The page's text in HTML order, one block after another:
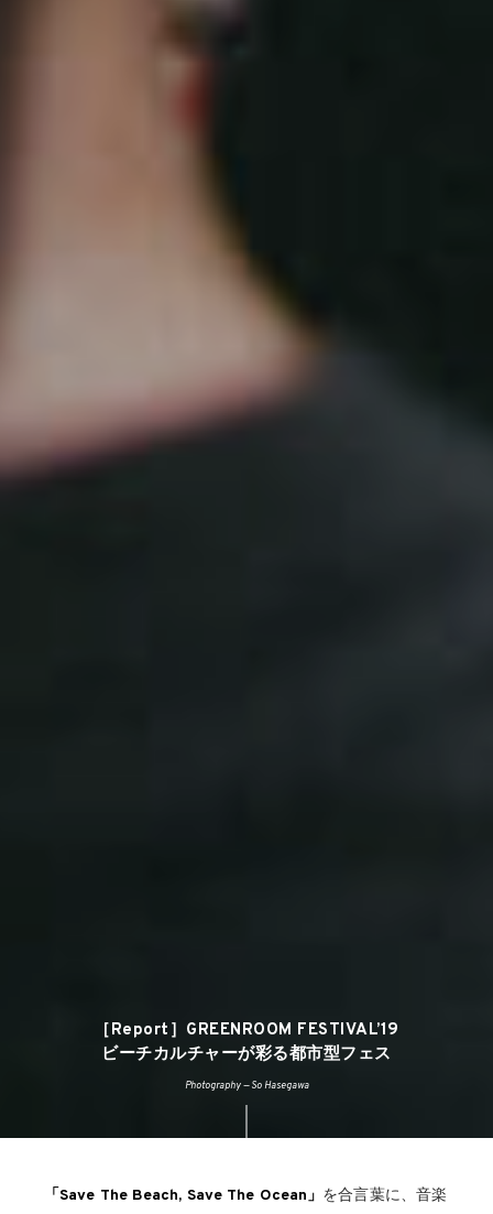
［Report］GREENROOM FESTIVAL’19
ビーチカルチャーが彩る都市型フェス
Photography — So Hasegawa
「Save The Beach, Save The Ocean」 を合言葉に、音楽